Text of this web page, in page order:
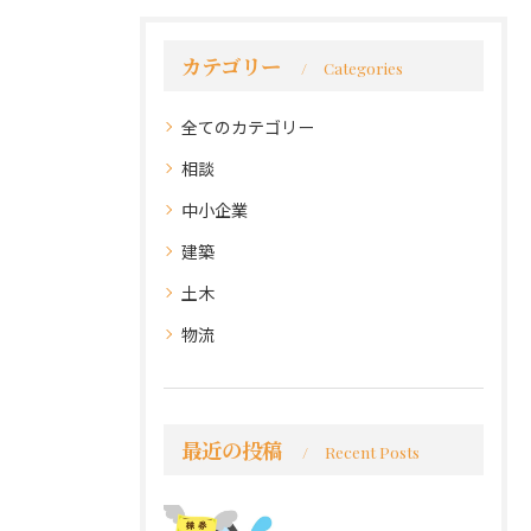
カテゴリー Categories
全てのカテゴリー
相談
中小企業
建築
土木
物流
最近の投稿 Recent Posts